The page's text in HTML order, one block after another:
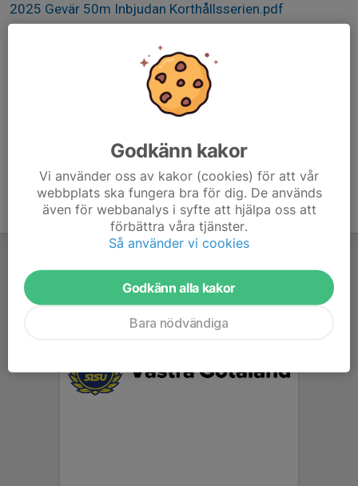
2025 Gevär 50m Inbjudan Korthållsserien.pdf
Godkänn kakor
Vi använder oss av kakor (cookies) för att vår
webbplats ska fungera bra för dig. De används
även för webbanalys i syfte att hjälpa oss att
förbättra våra tjänster.
Så använder vi cookies
Godkänn alla kakor
Bara nödvändiga